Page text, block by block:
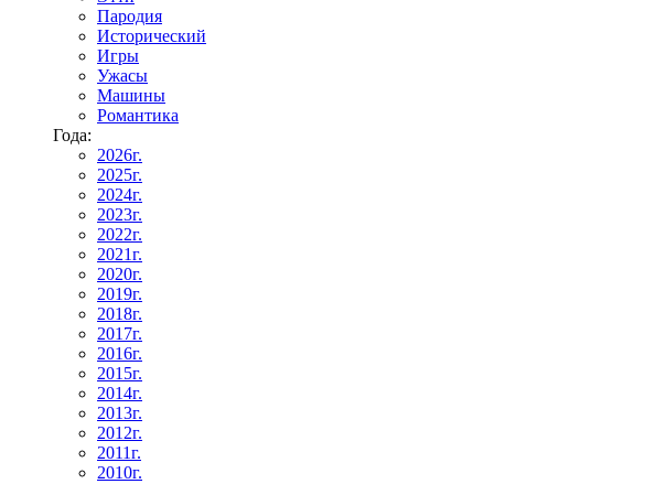
Пародия
Исторический
Игры
Ужасы
Машины
Романтика
Года:
2026г.
2025г.
2024г.
2023г.
2022г.
2021г.
2020г.
2019г.
2018г.
2017г.
2016г.
2015г.
2014г.
2013г.
2012г.
2011г.
2010г.